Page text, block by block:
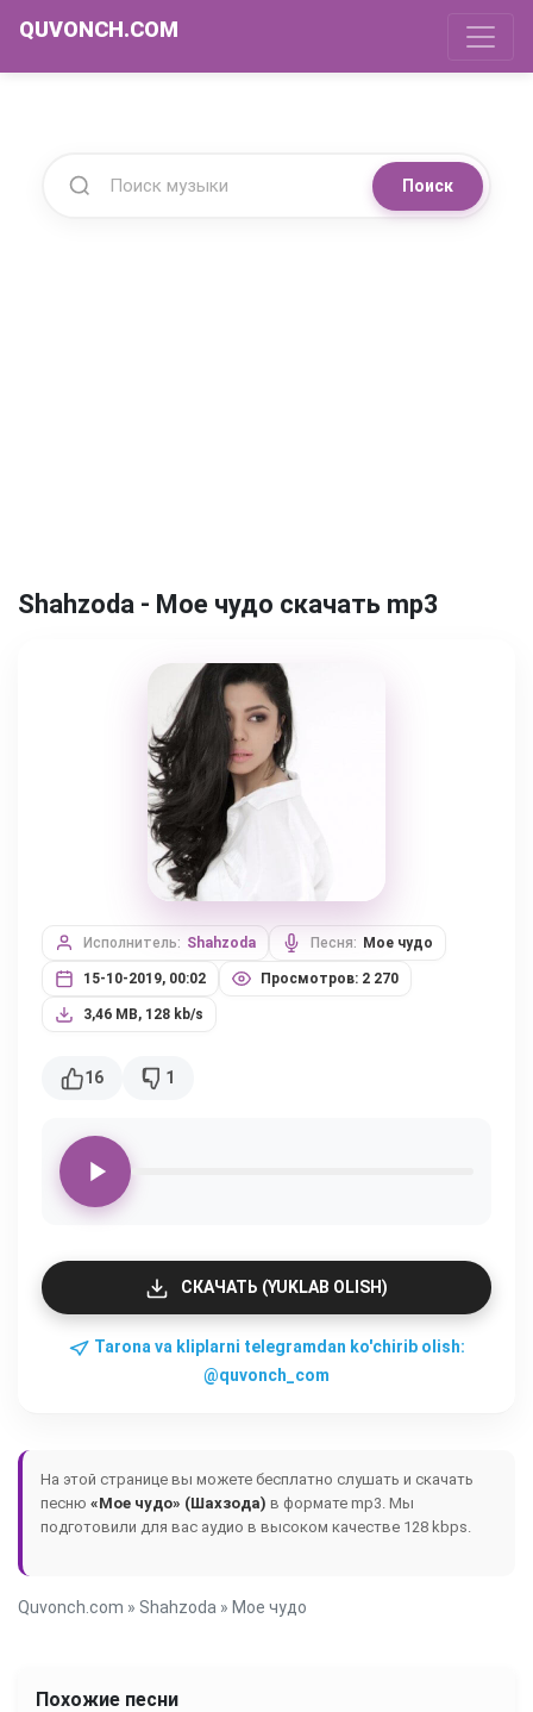
QUVONCH.COM
Поиск
Shahzoda - Мое чудо скачать mp3
Исполнитель: Shahzoda Песня: Мое чудо
15-10-2019, 00:02 Просмотров: 2 270
3,46 MB, 128 kb/s
16 1
СКАЧАТЬ (YUKLAB OLISH)
Tarona va kliplarni telegramdan ko'chirib olish:
@quvonch_com
На этой странице вы можете бесплатно слушать и скачать
песню «Мое чудо» (Шахзода) в формате mp3. Мы
подготовили для вас аудио в высоком качестве 128 kbps.
Quvonch.com » Shahzoda » Мое чудо
Похожие песни